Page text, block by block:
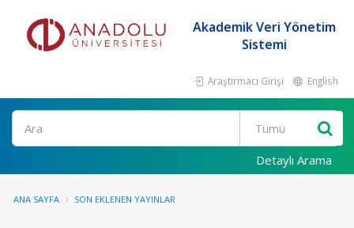
Akademik Veri Yönetim
Sistemi
Araştırmacı Girişi English
Ara
Detaylı Arama
ANA SAYFA SON EKLENEN YAYINLAR